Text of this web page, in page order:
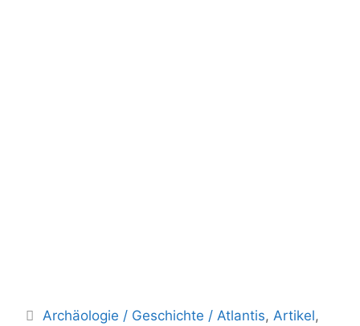
Kategorien
Archäologie / Geschichte / Atlantis,Artikel,